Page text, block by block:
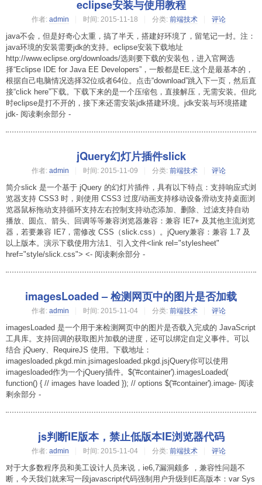
eclipse安装与使用教程
作者: admin 时间: 2015-11-18 分类: 前端技术 评论
java不会，但是好奇心太重，搞了半天，搭建好环境了，留笔记一封。注：
java环境的安装需要jdk的支持。eclipse安装下载地址
http://www.eclipse.org/downloads/选则要下载的安装包，进入官网选
择“Eclipse IDE for Java EE Developers”，一般都是EE,这个是最基本的，
根据自己电脑情况选择32位或者64位。点击“download”跳入下一页，然后直
接“click here”下载。下载下来的是一个压缩包，直接解压，无需安装。但此
时eclipse是打不开的，接下来还需安装jdk搭建环境。jdk安装与环境搭建
jdk- 阅读剩余部分 -
jQuery幻灯片插件slick
作者: admin 时间: 2015-11-09 分类: 前端技术 评论
简介slick 是一个基于 jQuery 的幻灯片插件，具有以下特点：支持响应式浏
览器支持 CSS3 时，则使用 CSS3 过度/动画支持移动设备滑动支持桌面浏
览器鼠标拖动支持循环支持左右控制支持动态添加、删除、过滤支持自动
播放、圆点、箭头、回调等等兼容浏览器兼容：兼容 IE7+ 及其他主流浏览
器，若要兼容 IE7，需修改 CSS（slick.css）。jQuery兼容：兼容 1.7 及
以上版本。演示下载使用方法1、引入文件<link rel="stylesheet"
href="style/slick.css"> <- 阅读剩余部分 -
imagesLoaded – 检测网页中的图片是否加载
作者: admin 时间: 2015-11-04 分类: 前端技术 评论
imagesLoaded 是一个用于来检测网页中的图片是否载入完成的 JavaScript
工具库。支持回调的获取图片加载的进度，还可以绑定自定义事件。可以
结合 jQuery、RequireJS 使用。下载地址：
imagesloaded.pkgd.min.jsimagesloaded.pkgd.jsjQuery你可以使用
imagesloaded作为一个jQuery插件。$('#container').imagesLoaded(
function() { // images have loaded }); // options $('#container').image- 阅读
剩余部分 -
js判断IE版本，禁止低版本IE浏览器代码
作者: admin 时间: 2015-11-04 分类: 前端技术 评论
对于大多数程序员和美工设计人员来说，ie6,7漏洞颇多 ，兼容性问题不
断，今天我们就来写一段javascript代码强制用户升级到IE高版本：var Sys